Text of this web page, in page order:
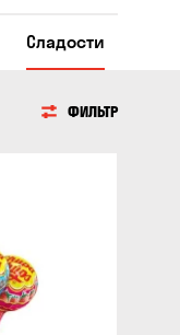
Сладости
ФИЛЬТР